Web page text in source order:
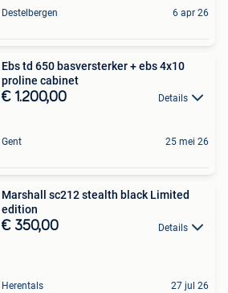
Destelbergen 6 apr 26
Ebs td 650 basversterker + ebs 4x10
proline cabinet
€ 1.200,00 Details
Gent 25 mei 26
Marshall sc212 stealth black Limited
edition
€ 350,00 Details
Herentals 27 jul 26